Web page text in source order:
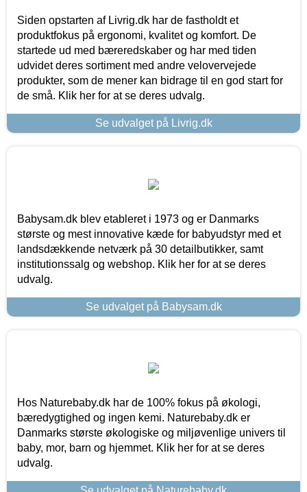
Siden opstarten af Livrig.dk har de fastholdt et
produktfokus på ergonomi, kvalitet og komfort. De
startede ud med bæreredskaber og har med tiden
udvidet deres sortiment med andre velovervejede
produkter, som de mener kan bidrage til en god start for
de små. Klik her for at se deres udvalg.
Se udvalget på Livrig.dk
Babysam.dk blev etableret i 1973 og er Danmarks
største og mest innovative kæde for babyudstyr med et
landsdækkende netværk på 30 detailbutikker, samt
institutionssalg og webshop. Klik her for at se deres
udvalg.
Se udvalget på Babysam.dk
Hos Naturebaby.dk har de 100% fokus på økologi,
bæredygtighed og ingen kemi. Naturebaby.dk er
Danmarks største økologiske og miljøvenlige univers til
baby, mor, barn og hjemmet. Klik her for at se deres
udvalg.